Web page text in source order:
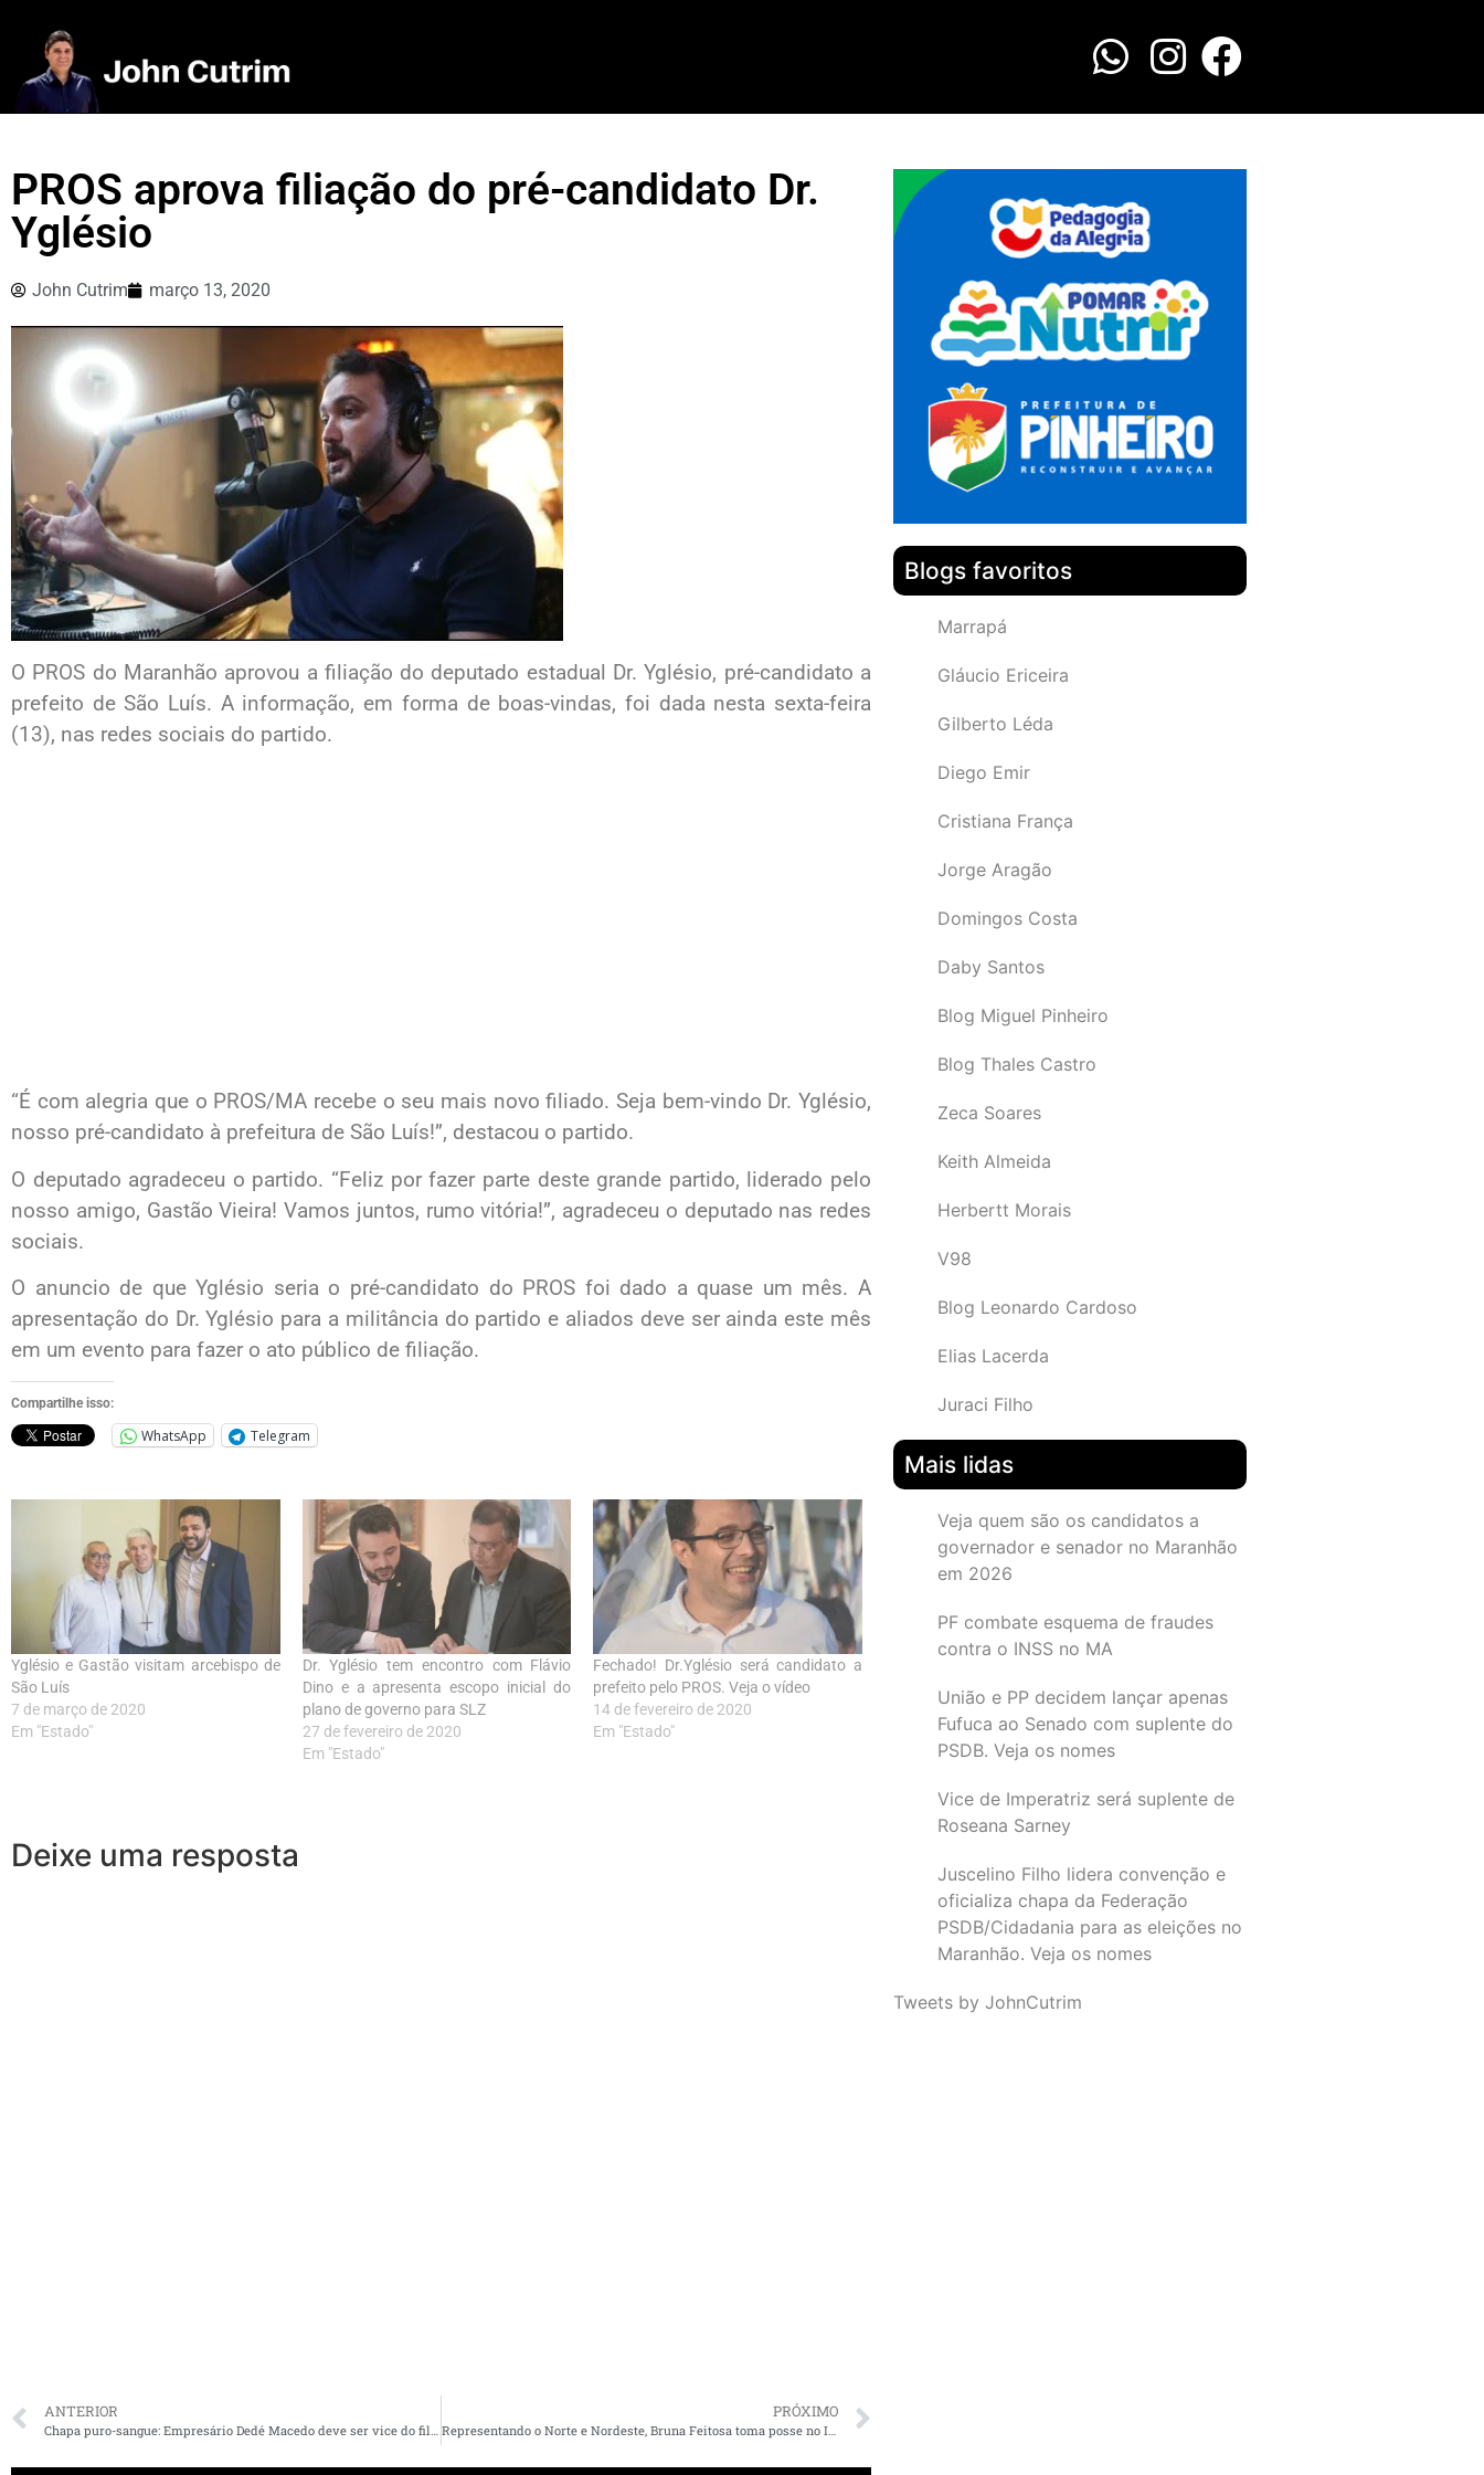
PROS aprova filiação do pré-candidato Dr.
Yglésio
John Cutrim março 13, 2020
O PROS do Maranhão aprovou a filiação do deputado estadual Dr. Yglésio, pré-candidato a
prefeito de São Luís. A informação, em forma de boas-vindas, foi dada nesta sexta-feira
(13), nas redes sociais do partido.
“É com alegria que o PROS/MA recebe o seu mais novo filiado. Seja bem-vindo Dr. Yglésio,
nosso pré-candidato à prefeitura de São Luís!”, destacou o partido.
O deputado agradeceu o partido. “Feliz por fazer parte deste grande partido, liderado pelo
nosso amigo, Gastão Vieira! Vamos juntos, rumo vitória!”, agradeceu o deputado nas redes
sociais.
O anuncio de que Yglésio seria o pré-candidato do PROS foi dado a quase um mês. A
apresentação do Dr. Yglésio para a militância do partido e aliados deve ser ainda este mês
em um evento para fazer o ato público de filiação.
Compartilhe isso:
WhatsApp Telegram
Yglésio e Gastão visitam arcebispo de
São Luís
7 de março de 2020
Em "Estado"
Dr. Yglésio tem encontro com Flávio
Dino e a apresenta escopo inicial do
plano de governo para SLZ
27 de fevereiro de 2020
Em "Estado"
Fechado! Dr.Yglésio será candidato a
prefeito pelo PROS. Veja o vídeo
14 de fevereiro de 2020
Em "Estado"
Deixe uma resposta
ANTERIOR PRÓXIMO
Blogs favoritos
Marrapá
Gláucio Ericeira
Gilberto Léda
Diego Emir
Cristiana França
Jorge Aragão
Domingos Costa
Daby Santos
Blog Miguel Pinheiro
Blog Thales Castro
Zeca Soares
Keith Almeida
Herbertt Morais
V98
Blog Leonardo Cardoso
Elias Lacerda
Juraci Filho
Mais lidas
Veja quem são os candidatos a
governador e senador no Maranhão
em 2026
PF combate esquema de fraudes
contra o INSS no MA
União e PP decidem lançar apenas
Fufuca ao Senado com suplente do
PSDB. Veja os nomes
Vice de Imperatriz será suplente de
Roseana Sarney
Juscelino Filho lidera convenção e
oficializa chapa da Federação
PSDB/Cidadania para as eleições no
Maranhão. Veja os nomes
Tweets by JohnCutrim